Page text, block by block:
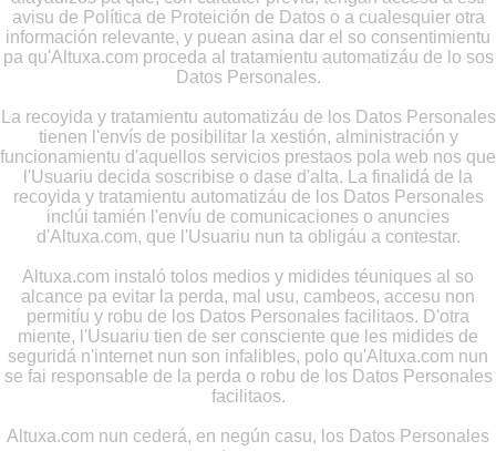
avisu de Política de Proteición de Datos o a cualesquier otra
información relevante, y puean asina dar el so consentimientu
pa qu'Altuxa.com proceda al tratamientu automatizáu de lo sos
Datos Personales.
La recoyida y tratamientu automatizáu de los Datos Personales
tienen l'envís de posibilitar la xestión, alministración y
funcionamientu d'aquellos servicios prestaos pola web nos que
l'Usuariu decida soscribise o dase d'alta. La finalidá de la
recoyida y tratamientu automatizáu de los Datos Personales
inclúi tamién l'envíu de comunicaciones o anuncies
d'Altuxa.com, que l'Usuariu nun ta obligáu a contestar.
Altuxa.com instaló tolos medios y midides téuniques al so
alcance pa evitar la perda, mal usu, cambeos, accesu non
permitíu y robu de los Datos Personales facilitaos. D'otra
miente, l'Usuariu tien de ser consciente que les midides de
seguridá n'internet nun son infalibles, polo qu'Altuxa.com nun
se fai responsable de la perda o robu de los Datos Personales
facilitaos.
Altuxa.com nun cederá, en negún casu, los Datos Personales